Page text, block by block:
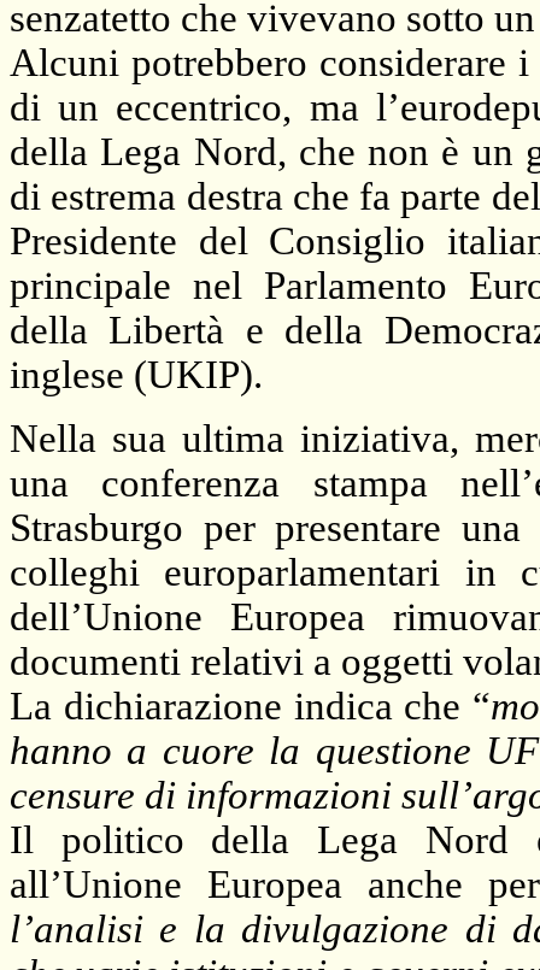
senzatetto che vivevano sotto
Alcuni potrebbero considerare
di un eccentrico, ma
della Lega Nord, che non è un
di estrema destra che fa parte
Presidente del Consiglio
principale nel Parlamento
della Libertà e della
inglese (UKIP).
Nella sua ultima iniziativa,
una conferenza stampa
Strasburgo per presentare
colleghi europarlamentari
dell’Unione Europea
documenti relativi a oggetti
La dichiarazione indica che “
hanno a cuore la questione
censure di informazioni
Il politico della Lega Nord
all’Unione Europea anche
l’analisi e la divulgazione di